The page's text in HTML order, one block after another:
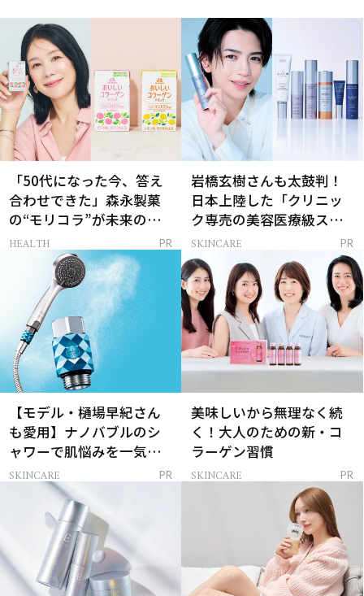
「50代になった今、答え
合わせできた」森永製菓
の“モリコラ”が未来のキ
レイを連れてくる！
HEALTH PR
岩橋玄樹さんも太鼓判！
日本上陸した「クリニッ
ク専売の美容医療級スキ
ンケア」
SKINCARE PR
【モデル・樋場早紀さん
も愛用】ナノバブルのシ
ャワーで肌悩みを一気に
解決
SKINCARE PR
美味しいから無理なく続
く！大人のための新・コ
ラーゲン習慣
SKINCARE PR